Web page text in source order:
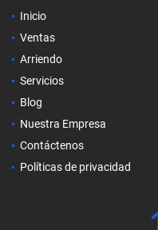
Inicio
Ventas
Arriendo
Servicios
Blog
Nuestra Empresa
Contáctenos
Políticas de privacidad